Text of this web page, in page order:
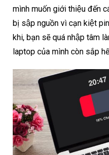
mình muốn giới thiệu đến
bị sập nguồn vì cạn kiệt
khi, bạn sẽ quá nhập tâm
laptop của mình còn sắp